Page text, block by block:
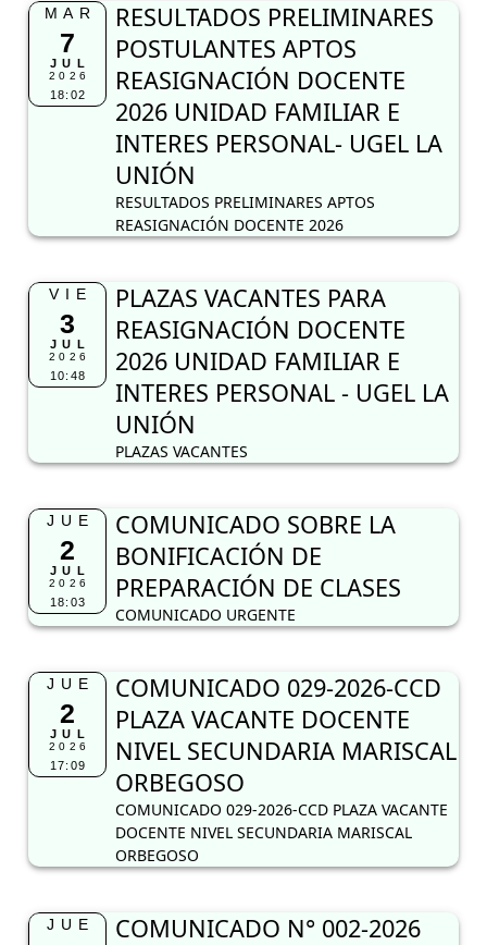
MAR
7
JUL
2026
18:02
RESULTADOS PRELIMINARES
POSTULANTES APTOS
REASIGNACIÓN DOCENTE
2026 UNIDAD FAMILIAR E
INTERES PERSONAL- UGEL LA
UNIÓN
RESULTADOS PRELIMINARES APTOS
REASIGNACIÓN DOCENTE 2026
VIE
3
JUL
2026
10:48
PLAZAS VACANTES PARA
REASIGNACIÓN DOCENTE
2026 UNIDAD FAMILIAR E
INTERES PERSONAL - UGEL LA
UNIÓN
PLAZAS VACANTES
JUE
2
JUL
2026
18:03
COMUNICADO SOBRE LA
BONIFICACIÓN DE
PREPARACIÓN DE CLASES
COMUNICADO URGENTE
JUE
2
JUL
2026
17:09
COMUNICADO 029-2026-CCD
PLAZA VACANTE DOCENTE
NIVEL SECUNDARIA MARISCAL
ORBEGOSO
COMUNICADO 029-2026-CCD PLAZA VACANTE
DOCENTE NIVEL SECUNDARIA MARISCAL
ORBEGOSO
JUE
COMUNICADO N° 002-2026